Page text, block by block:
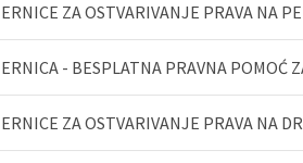
ZA OSTVARIVANJE PRAVA NA
- BESPLATNA PRAVNA POMOĆ
ZA OSTVARIVANJE PRAVA NA